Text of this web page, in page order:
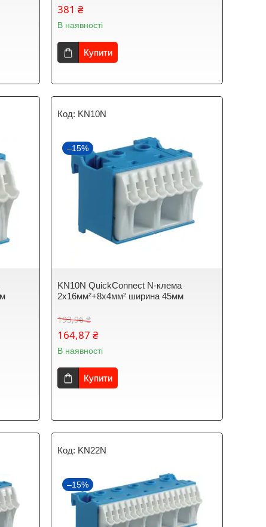
381 ₴
В наявності
Купити
KN10N
–15%
KN10N QuickConnect N-клема
2x16мм²+8x4мм² ширина 45мм
193,96 ₴
164,87 ₴
В наявності
Купити
KN22N
–15%